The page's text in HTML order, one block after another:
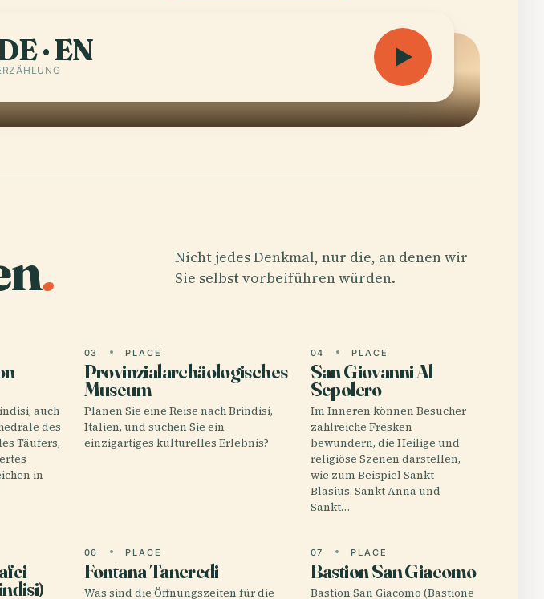
· EN
.
Nicht jedes Denkmal, nur die, an denen wir
Sie selbst vorbeiführen würden.
auch
des
Täufers,
in
03 PLACE
Provinzialarchäologisches
Museum
Planen Sie eine Reise nach Brindisi,
Italien, und suchen Sie ein
einzigartiges kulturelles Erlebnis?
04 PLACE
San Giovanni Al
Sepolcro
Im Inneren können Besucher
zahlreiche Fresken
bewundern, die Heilige und
religiöse Szenen darstellen,
wie zum Beispiel Sankt
Blasius, Sankt Anna und
Sankt…
06 PLACE
Fontana Tancredi
Was sind die Öffnungszeiten für die
07 PLACE
Bastion San Giacomo
Bastion San Giacomo (Bastione